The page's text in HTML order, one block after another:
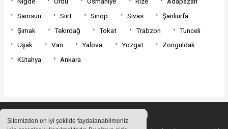
Sitemizden en iyi şekilde faydalanabilmeniz
Samsun
Siirt Sinop Sivas
Şanlıurfa
Şırnak
Tekirdağ Tokat Trabzon
Tunceli
Uşak
Van Yalova Yozgat
Zonguldak
Kütahya
Ankara